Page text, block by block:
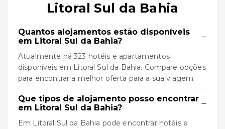
Litoral Sul da Bahia
Quantos alojamentos estão disponíveis
em Litoral Sul da Bahia?
−
Atualmente há 323 hotéis e apartamentos
disponíveis em Litoral Sul da Bahia. Compare opções
para encontrar a melhor oferta para a sua viagem.
Que tipos de alojamento posso encontrar
em Litoral Sul da Bahia?
−
Em Litoral Sul da Bahia pode encontrar hotéis e